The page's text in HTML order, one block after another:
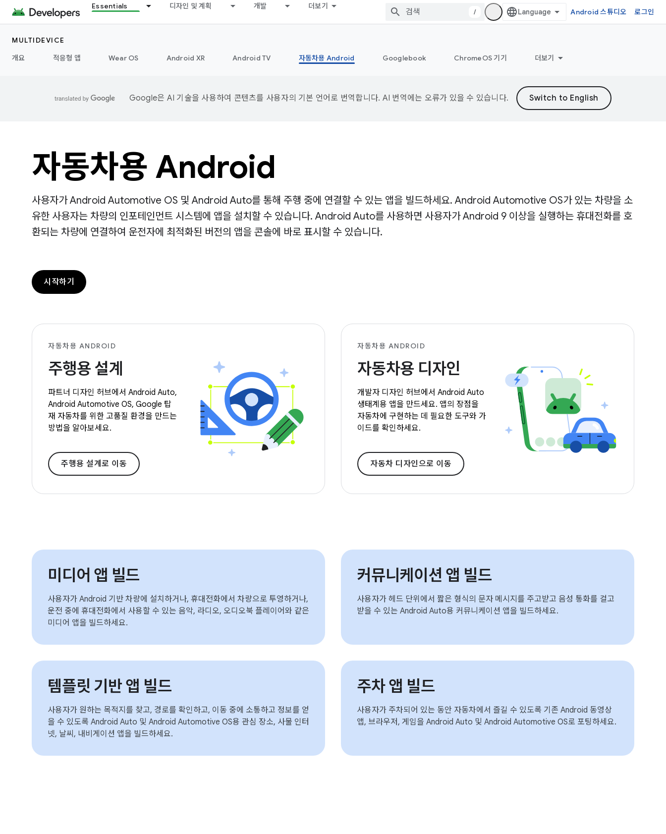
Essentials 디자인 및 계획 개발 더보기
/ Android 스튜디오 로그인
MULTIDEVICE
개요
적응형 앱 Wear OS Android XR Android TV 자동차용 Android Googlebook ChromeOS 기기 더보기
Google은 AI 기술을 사용하여 콘텐츠를 사용자의 기본 언어로 번역합니다. AI 번역에는 오류가 있을 수 있습니다.
자동차용 Android
사용자가 Android Automotive OS 및 Android Auto를 통해 주행 중에 연결할 수 있는 앱을 빌드하세요. Android Automotive OS가 있는 차량을 소
유한 사용자는 차량의 인포테인먼트 시스템에 앱을 설치할 수 있습니다. Android Auto를 사용하면 사용자가 Android 9 이상을 실행하는 휴대전화를 호
환되는 차량에 연결하여 운전자에 최적화된 버전의 앱을 콘솔에 바로 표시할 수 있습니다.
시작하기
자동차용 ANDROID
주행용 설계
파트너 디자인 허브에서 Android Auto,
Android Automotive OS, Google 탑
재 자동차를 위한 고품질 환경을 만드는
방법을 알아보세요.
주행용 설계로 이동
자동차용 ANDROID
자동차용 디자인
개발자 디자인 허브에서 Android Auto
생태계용 앱을 만드세요. 앱의 장점을
자동차에 구현하는 데 필요한 도구와 가
이드를 확인하세요.
자동차 디자인으로 이동
미디어 앱 빌드
사용자가 Android 기반 차량에 설치하거나, 휴대전화에서 차량으로 투영하거나,
운전 중에 휴대전화에서 사용할 수 있는 음악, 라디오, 오디오북 플레이어와 같은
미디어 앱을 빌드하세요.
커뮤니케이션 앱 빌드
사용자가 헤드 단위에서 짧은 형식의 문자 메시지를 주고받고 음성 통화를 걸고
받을 수 있는 Android Auto용 커뮤니케이션 앱을 빌드하세요.
템플릿 기반 앱 빌드
사용자가 원하는 목적지를 찾고, 경로를 확인하고, 이동 중에 소통하고 정보를 얻
을 수 있도록 Android Auto 및 Android Automotive OS용 관심 장소, 사물 인터
넷, 날씨, 내비게이션 앱을 빌드하세요.
주차 앱 빌드
사용자가 주차되어 있는 동안 자동차에서 즐길 수 있도록 기존 Android 동영상
앱, 브라우저, 게임을 Android Auto 및 Android Automotive OS로 포팅하세요.